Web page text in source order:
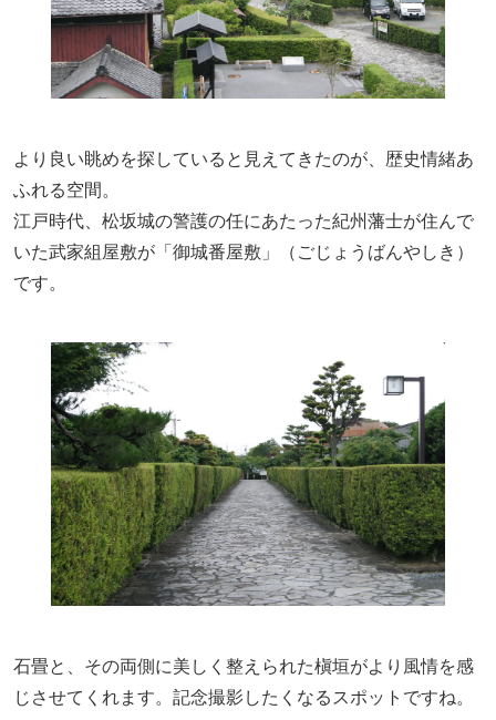
より良い眺めを探していると見えてきたのが、歴史情緒あ
ふれる空間。
江戸時代、松坂城の警護の任にあたった紀州藩士が住んで
いた武家組屋敷が「御城番屋敷」（ごじょうばんやしき）
です。
石畳と、その両側に美しく整えられた槇垣がより風情を感
じさせてくれます。記念撮影したくなるスポットですね。